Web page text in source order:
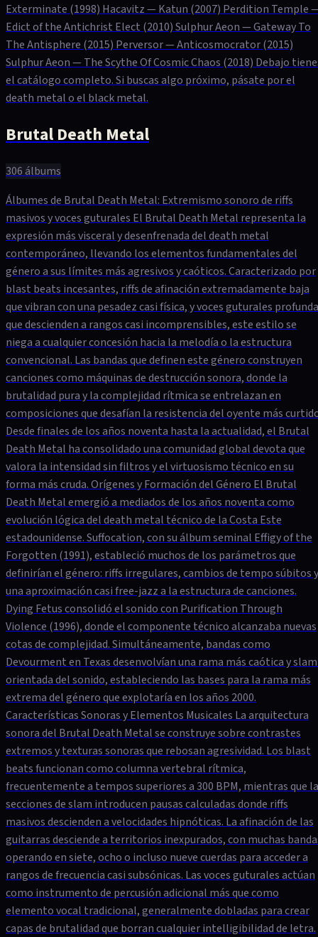
Exterminate (1998) Hacavitz — Katun (2007) Perdition Temple
Edict of the Antichrist Elect (2010) Sulphur Aeon — Gateway To
The Antisphere (2015) Perversor — Anticosmocrator (2015)
Sulphur Aeon — The Scythe Of Cosmic Chaos (2018) Debajo
el catálogo completo. Si buscas algo próximo, pásate por el
death metal o el black metal.
Brutal Death Metal
306álbums
Álbumes de Brutal Death Metal: Extremismo sonoro de riffs
masivos y voces guturales El Brutal Death Metal representa la
expresión más visceral y desenfrenada del death metal
contemporáneo, llevando los elementos fundamentales del
género a sus límites más agresivos y caóticos. Caracterizado por
blast beats incesantes, riffs de afinación extremadamente baja
que vibran con una pesadez casi física, y voces guturales
que descienden a rangos casi incomprensibles, este estilo se
niega a cualquier concesión hacia la melodía o la estructura
convencional. Las bandas que definen este género construyen
canciones como máquinas de destrucción sonora, donde la
brutalidad pura y la complejidad rítmica se entrelazan en
composiciones que desafían la resistencia del oyente más
Desde finales de los años noventa hasta la actualidad, el Brutal
Death Metal ha consolidado una comunidad global devota que
valora la intensidad sin filtros y el virtuosismo técnico en su
forma más cruda. Orígenes y Formación del Género El Brutal
Death Metal emergió a mediados de los años noventa como
evolución lógica del death metal técnico de la Costa Este
estadounidense. Suffocation, con su álbum seminal Effigy of the
Forgotten (1991), estableció muchos de los parámetros que
definirían el género: riffs irregulares, cambios de tempo súbitos y
una aproximación casi free-jazz a la estructura de canciones.
Dying Fetus consolidó el sonido con Purification Through
Violence (1996), donde el componente técnico alcanzaba nuevas
cotas de complejidad. Simultáneamente, bandas como
Devourment en Texas desenvolvían una rama más caótica y
orientada del sonido, estableciendo las bases para la rama más
extrema del género que explotaría en los años 2000.
Características Sonoras y Elementos Musicales La arquitectura
sonora del Brutal Death Metal se construye sobre contrastes
extremos y texturas sonoras que rebosan agresividad. Los blast
beats funcionan como columna vertebral rítmica,
frecuentemente a tempos superiores a 300 BPM, mientras que
secciones de slam introducen pausas calculadas donde riffs
masivos descienden a velocidades hipnóticas. La afinación de las
guitarras desciende a territorios inexpurados, con muchas
operando en siete, ocho o incluso nueve cuerdas para acceder a
rangos de frecuencia casi subsónicas. Las voces guturales actúan
como instrumento de percusión adicional más que como
elemento vocal tradicional, generalmente dobladas para crear
capas de brutalidad que borran cualquier intelligibilidad de letra.